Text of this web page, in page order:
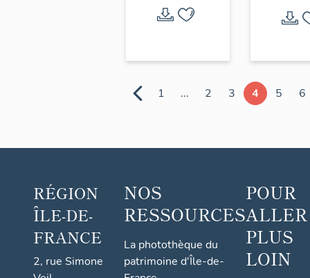
1 ... 2 3 4 5 6
RÉGION
ÎLE-DE-
FRANCE
2, rue Simone
NOS
RESSOURCES
La photothèque du
patrimoine d'Île-de-
POUR
ALLER
PLUS
LOIN